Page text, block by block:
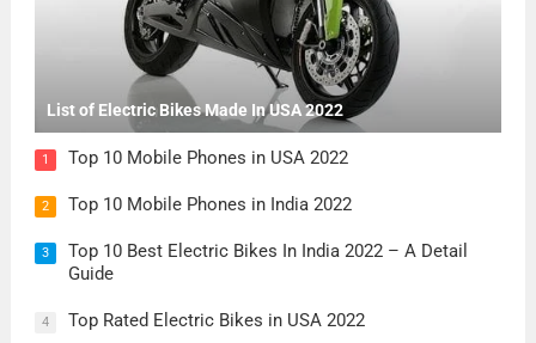
List of Electric Bikes Made In USA 2022
1 Top 10 Mobile Phones in USA 2022
2 Top 10 Mobile Phones in India 2022
3
Top 10 Best Electric Bikes In India 2022 – A Detail
Guide
4 Top Rated Electric Bikes in USA 2022